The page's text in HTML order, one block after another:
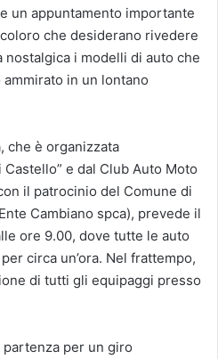
un appuntamento importante
che desiderano rivedere
i modelli di auto che
in un lontano
che è organizzata
Castello” e dal Club Auto Moto
il patrocinio del Comune di
Cambiano spca), prevede il
ore 9.00, dove tutte le auto
circa un’ora. Nel frattempo,
di tutti gli equipaggi presso
per un giro